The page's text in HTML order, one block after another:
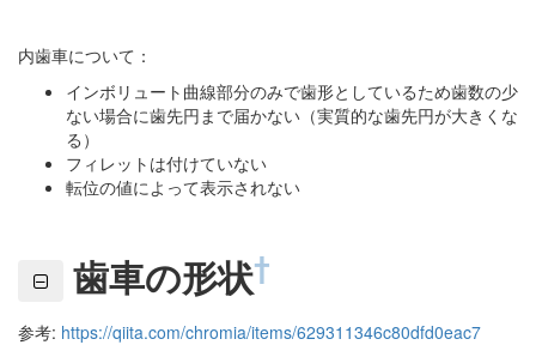
内歯車について：
インボリュート曲線部分のみで歯形としているため歯数の少
ない場合に歯先円まで届かない（実質的な歯先円が大きくな
る）
フィレットは付けていない
転位の値によって表示されない
歯車の形状†
参考: https://qiita.com/chromia/items/629311346c80dfd0eac7